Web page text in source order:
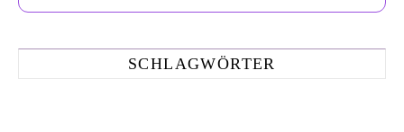
SCHLAGWÖRTER